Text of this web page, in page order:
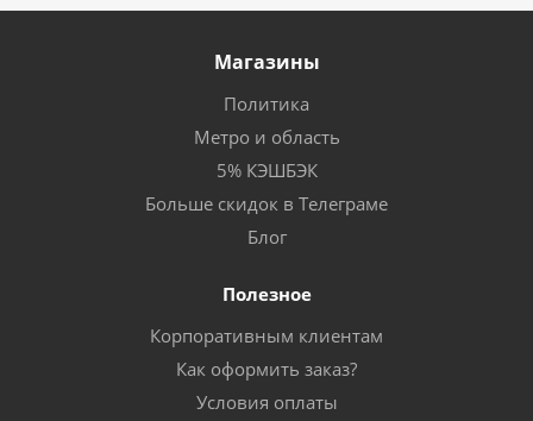
Магазины
Политика
Метро и область
5% КЭШБЭК
Больше скидок в Телеграме
Блог
Полезное
Корпоративным клиентам
Как оформить заказ?
Условия оплаты